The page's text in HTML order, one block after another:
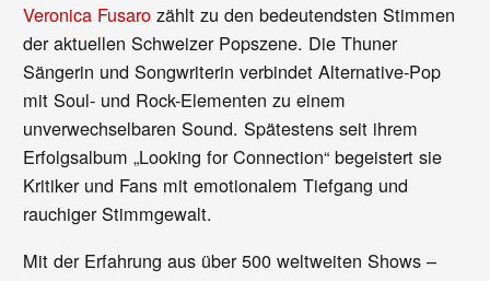
Veronica Fusaro zählt zu den bedeutendsten Stimmen
der aktuellen Schweizer Popszene. Die Thuner
Sängerin und Songwriterin verbindet Alternative-Pop
mit Soul- und Rock-Elementen zu einem
unverwechselbaren Sound. Spätestens seit ihrem
Erfolgsalbum „Looking for Connection“ begeistert sie
Kritiker und Fans mit emotionalem Tiefgang und
rauchiger Stimmgewalt.
Mit der Erfahrung aus über 500 weltweiten Shows –